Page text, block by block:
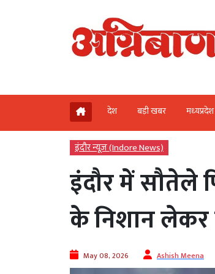
देश बड़ी खबर मध्‍यप्रदेश
इंदौर न्यूज़ (Indore News)
इंदौर में सौतेले
के निशान लेकर
May 08, 2026 Ashish Meena